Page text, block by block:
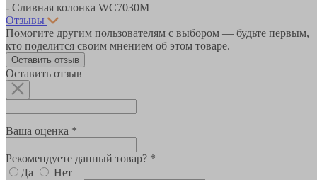
- Сливная колонка WC7030M
Отзывы
Помогите другим пользователям с выбором — будьте первым,
кто поделится своим мнением об этом товаре.
Оставить отзыв
Оставить отзыв
Ваша оценка *
Рекомендуете данный товар? *
Да
Нет